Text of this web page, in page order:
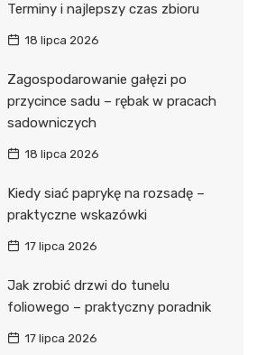
Terminy i najlepszy czas zbioru
18 lipca 2026
Zagospodarowanie gałęzi po
przycince sadu – rębak w pracach
sadowniczych
18 lipca 2026
Kiedy siać paprykę na rozsadę –
praktyczne wskazówki
17 lipca 2026
Jak zrobić drzwi do tunelu
foliowego – praktyczny poradnik
17 lipca 2026